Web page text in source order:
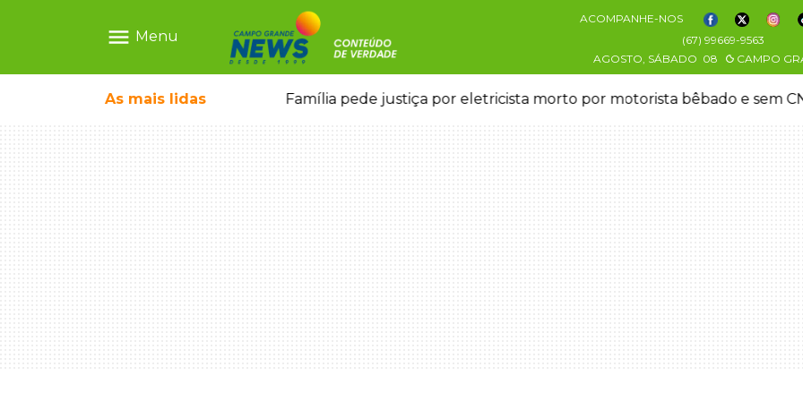
menu Menu
ACOMPANHE-NOS
(67) 99669-9563
AGOSTO, SÁBADO 08 CAMPO
As mais lidas
ligada a laboratório ilegal Família pede justiça por eletricista morto por motorista bêbado e sem